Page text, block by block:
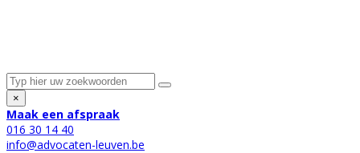
×
Maak een afspraak
016 30 14 40
info@advocaten-leuven.be